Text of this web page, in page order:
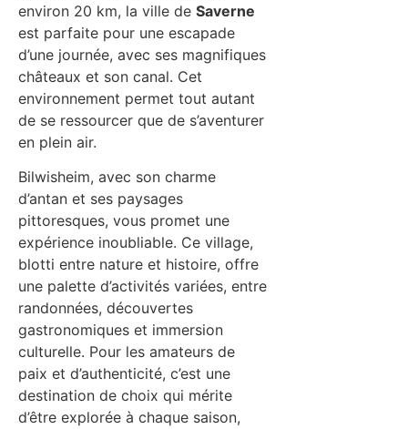
environ 20 km, la ville de Saverne
est parfaite pour une escapade
d’une journée, avec ses magnifiques
châteaux et son canal. Cet
environnement permet tout autant
de se ressourcer que de s’aventurer
en plein air.
Bilwisheim, avec son charme
d’antan et ses paysages
pittoresques, vous promet une
expérience inoubliable. Ce village,
blotti entre nature et histoire, offre
une palette d’activités variées, entre
randonnées, découvertes
gastronomiques et immersion
culturelle. Pour les amateurs de
paix et d’authenticité, c’est une
destination de choix qui mérite
d’être explorée à chaque saison,